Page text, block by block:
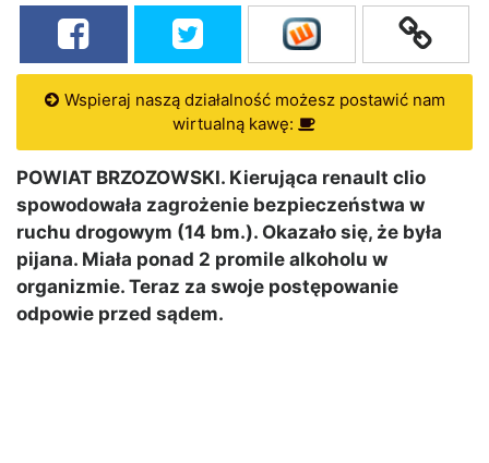
Wspieraj naszą działalność możesz postawić nam
wirtualną kawę:
POWIAT BRZOZOWSKI. Kierująca renault clio
spowodowała zagrożenie bezpieczeństwa w
ruchu drogowym (14 bm.). Okazało się, że była
pijana. Miała ponad 2 promile alkoholu w
organizmie. Teraz za swoje postępowanie
odpowie przed sądem.